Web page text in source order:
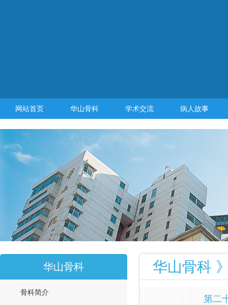
网站首页 华山骨科 学术交流 病人故事
华山骨科
骨科简介
华山骨科
第二